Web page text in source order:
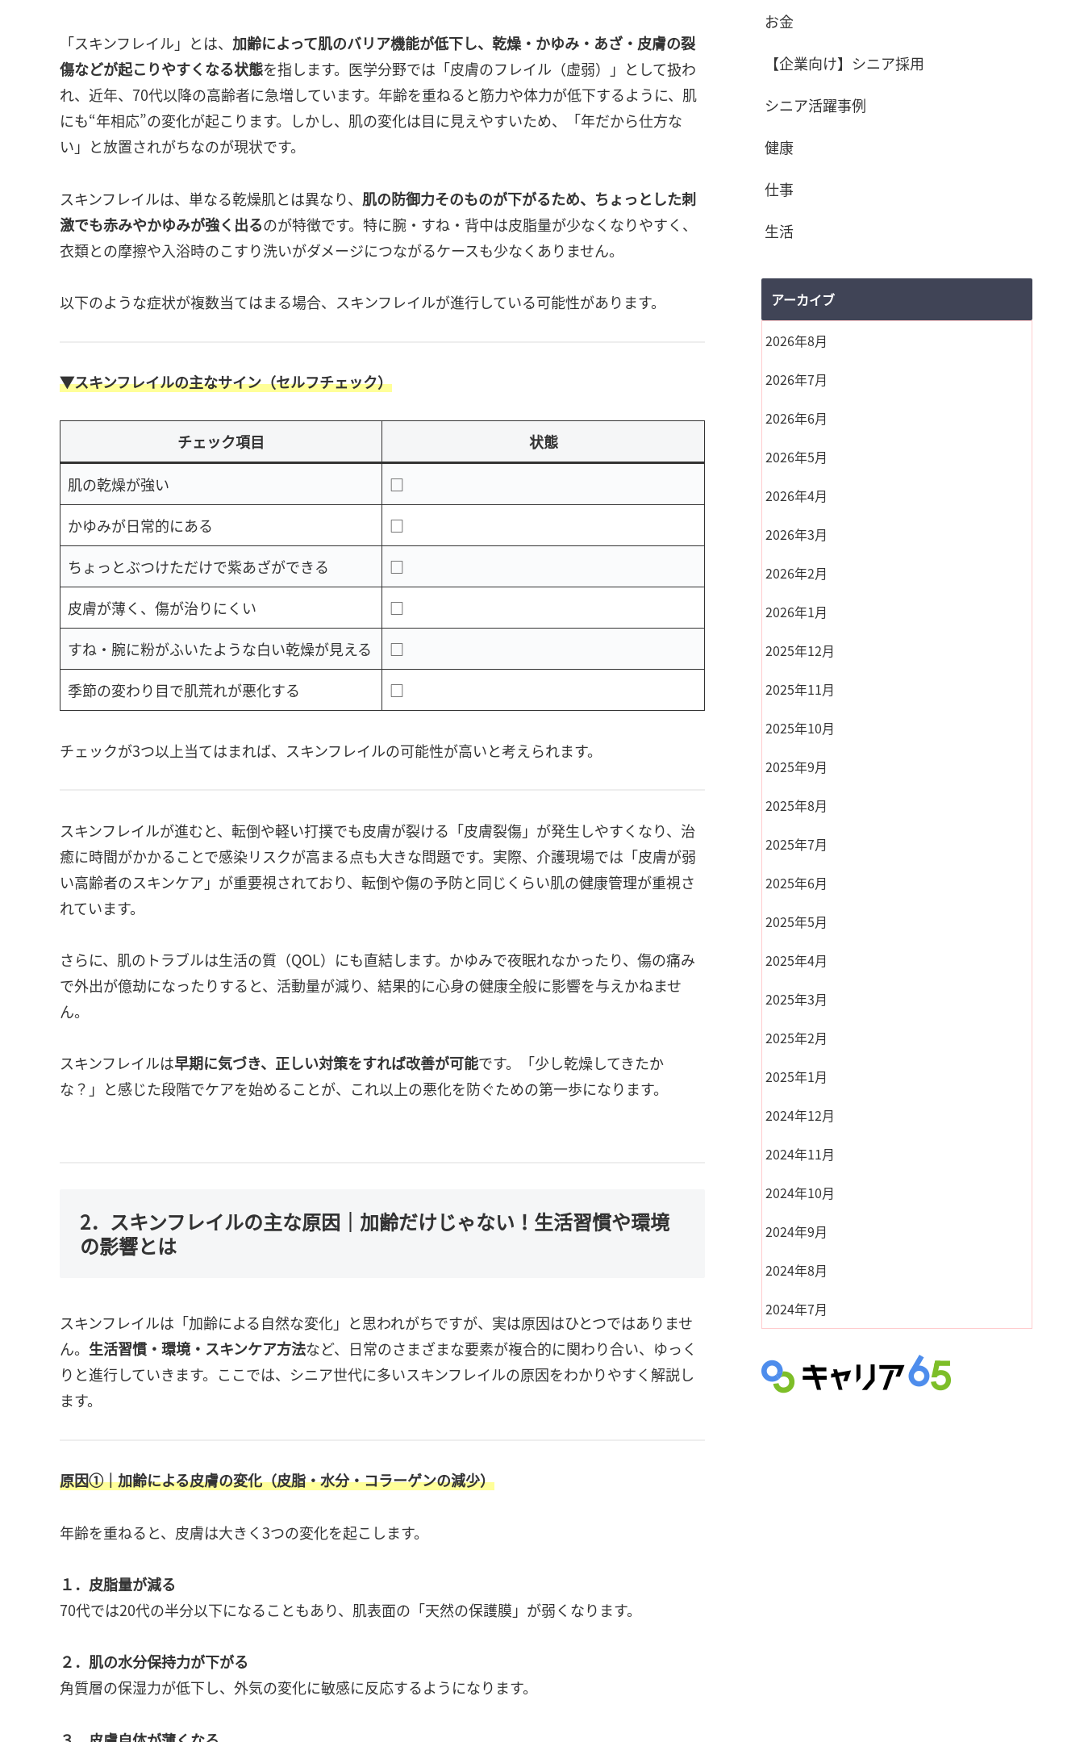
「スキンフレイル」とは、 加齢によって肌のバリア機能が低下し、乾燥・かゆみ・あざ・皮膚の裂
傷などが起こりやすくなる状態を指します。医学分野では「皮膚のフレイル（虚弱）」として扱わ
れ、近年、70代以降の高齢者に急増しています。年齢を重ねると筋力や体力が低下するように、肌
にも“年相応”の変化が起こります。しかし、肌の変化は目に見えやすいため、「年だから仕方な
い」と放置されがちなのが現状です。
スキンフレイルは、単なる乾燥肌とは異なり、 肌の防御力そのものが下がるため、ちょっとした刺
激でも赤みやかゆみが強く出るのが特徴です。特に腕・すね・背中は皮脂量が少なくなりやすく、
衣類との摩擦や入浴時のこすり洗いがダメージにつながるケースも少なくありません。
以下のような症状が複数当てはまる場合、スキンフレイルが進行している可能性があります。
▼スキンフレイルの主なサイン（セルフチェック）
チェック項目 状態
肌の乾燥が強い
□
かゆみが日常的にある
□
ちょっとぶつけただけで紫あざができる
□
皮膚が薄く、傷が治りにくい
□
すね・腕に粉がふいたような白い乾燥が見える
□
季節の変わり目で肌荒れが悪化する
□
チェックが3つ以上当てはまれば、スキンフレイルの可能性が高いと考えられます。
スキンフレイルが進むと、転倒や軽い打撲でも皮膚が裂ける「皮膚裂傷」が発生しやすくなり、治
癒に時間がかかることで感染リスクが高まる点も大きな問題です。実際、介護現場では「皮膚が弱
い高齢者のスキンケア」が重要視されており、転倒や傷の予防と同じくらい肌の健康管理が重視さ
れています。
さらに、肌のトラブルは生活の質（QOL）にも直結します。かゆみで夜眠れなかったり、傷の痛み
で外出が億劫になったりすると、活動量が減り、結果的に心身の健康全般に影響を与えかねませ
ん。
スキンフレイルは早期に気づき、正しい対策をすれば改善が可能です。「少し乾燥してきたか
な？」と感じた段階でケアを始めることが、これ以上の悪化を防ぐための第一歩になります。
2．スキンフレイルの主な原因｜加齢だけじゃない！生活習慣や環境
の影響とは
スキンフレイルは「加齢による自然な変化」と思われがちですが、実は原因はひとつではありませ
ん。 生活習慣・環境・スキンケア方法など、日常のさまざまな要素が複合的に関わり合い、ゆっく
りと進行していきます。ここでは、シニア世代に多いスキンフレイルの原因をわかりやすく解説し
ます。
原因①｜加齢による皮膚の変化（皮脂・水分・コラーゲンの減少）
年齢を重ねると、皮膚は大きく3つの変化を起こします。
１．皮脂量が減る
70代では20代の半分以下になることもあり、肌表面の「天然の保護膜」が弱くなります。
２．肌の水分保持力が下がる
角質層の保湿力が低下し、外気の変化に敏感に反応するようになります。
お金
【企業向け】シニア採用
シニア活躍事例
健康
仕事
生活
アーカイブ
2026年8月
2026年7月
2026年6月
2026年5月
2026年4月
2026年3月
2026年2月
2026年1月
2025年12月
2025年11月
2025年10月
2025年9月
2025年8月
2025年7月
2025年6月
2025年5月
2025年4月
2025年3月
2025年2月
2025年1月
2024年12月
2024年11月
2024年10月
2024年9月
2024年8月
2024年7月